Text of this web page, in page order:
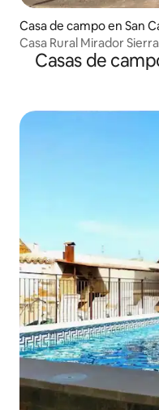
Casa de campo en San
Casa Rural Mirador
Casas de